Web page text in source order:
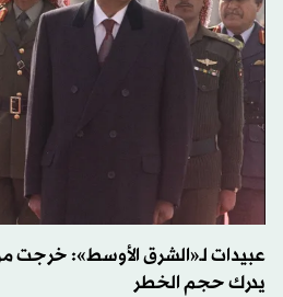
عبيدات لـ«الشرق الأوسط»: خرجت من
يدرك حجم الخطر